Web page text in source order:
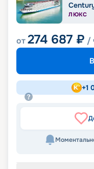
ЛЮКС
от274 687 ₽ /
+1